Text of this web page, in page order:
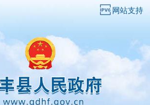
网站支持